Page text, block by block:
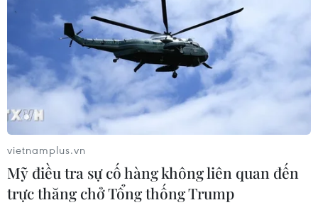
Theo dõi VietnamPlus
TIN LIÊN QUAN
vietnamplus.vn
Mỹ điều tra sự cố hàng không liên quan đến
trực thăng chở Tổng thống Trump